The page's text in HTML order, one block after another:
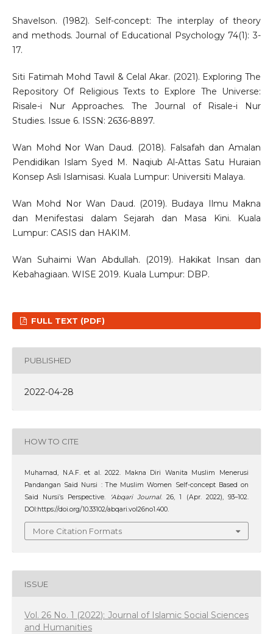
Shavelson. (1982). Self-concept: The interplay of theory
and methods. Journal of Educational Psychology 74(1): 3-
17.
Siti Fatimah Mohd Tawil & Celal Akar. (2021). Exploring The
Repository Of Religious Texts to Explore The Universe:
Risale-i Nur Approaches. The Journal of Risale-i Nur
Studies. Issue 6. ISSN: 2636-8897.
Wan Mohd Nor Wan Daud. (2018). Falsafah dan Amalan
Pendidikan Islam Syed M. Naqiub Al-Attas Satu Huraian
Konsep Asli Islamisasi. Kuala Lumpur: Universiti Malaya.
Wan Mohd Nor Wan Daud. (2019). Budaya Ilmu Makna
dan Menifestasi dalam Sejarah dan Masa Kini. Kuala
Lumpur: CASIS dan HAKIM.
Wan Suhaimi Wan Abdullah. (2019). Hakikat Insan dan
Kebahagiaan. WISE 2019. Kuala Lumpur: DBP.
FULL TEXT (PDF)
PUBLISHED
2022-04-28
HOW TO CITE
Muhamad, N.A.F. et al. 2022. Makna Diri Wanita Muslim Menerusi
Pandangan Said Nursi : The Muslim Women Self-concept Based on
Said Nursi’s Perspective.
‘Abqari Journal. 26, 1 (Apr. 2022), 93–102.
DOI:https://doi.org/10.33102/abqari.vol26no1.400.
More Citation Formats
ISSUE
Vol. 26 No. 1 (2022): Journal of Islamic Social Sciences
and Humanities